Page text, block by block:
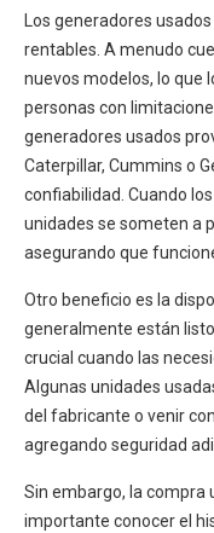
Los generadores
rentables. A menudo
nuevos modelos, lo que
personas con
generadores usados
Caterpillar, Cummins o
confiabilidad. Cuando
unidades se someten a
asegurando que
Otro beneficio es la
generalmente están
crucial cuando las
Algunas unidades
del fabricante o venir
agregando seguridad
Sin embargo, la compra
importante conocer el